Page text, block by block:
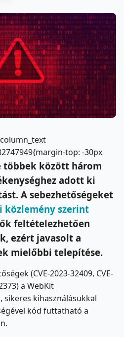
top: -30px
többek között három
adott ki
A sebezhetőségeket
közlemény szerint
feltételezhetően
ezért javasolt a
mielőbbi telepítése.
(CVE-2023-32409, CVE-
a WebKit
kihasználásukkal
kód futtatható a